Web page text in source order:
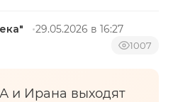
29.05.2026 в 16:27
1007
и Ирана выходят